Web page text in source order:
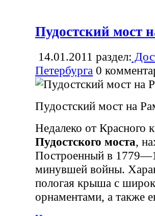
Пудостский мост
14.01.2011 раздел:
Петербурга 0
Пудостский мост на
Недалеко от Красного
Пудостского моста,
Построенный в
минувшей войны.
пологая крыша с
орнаментами, а также